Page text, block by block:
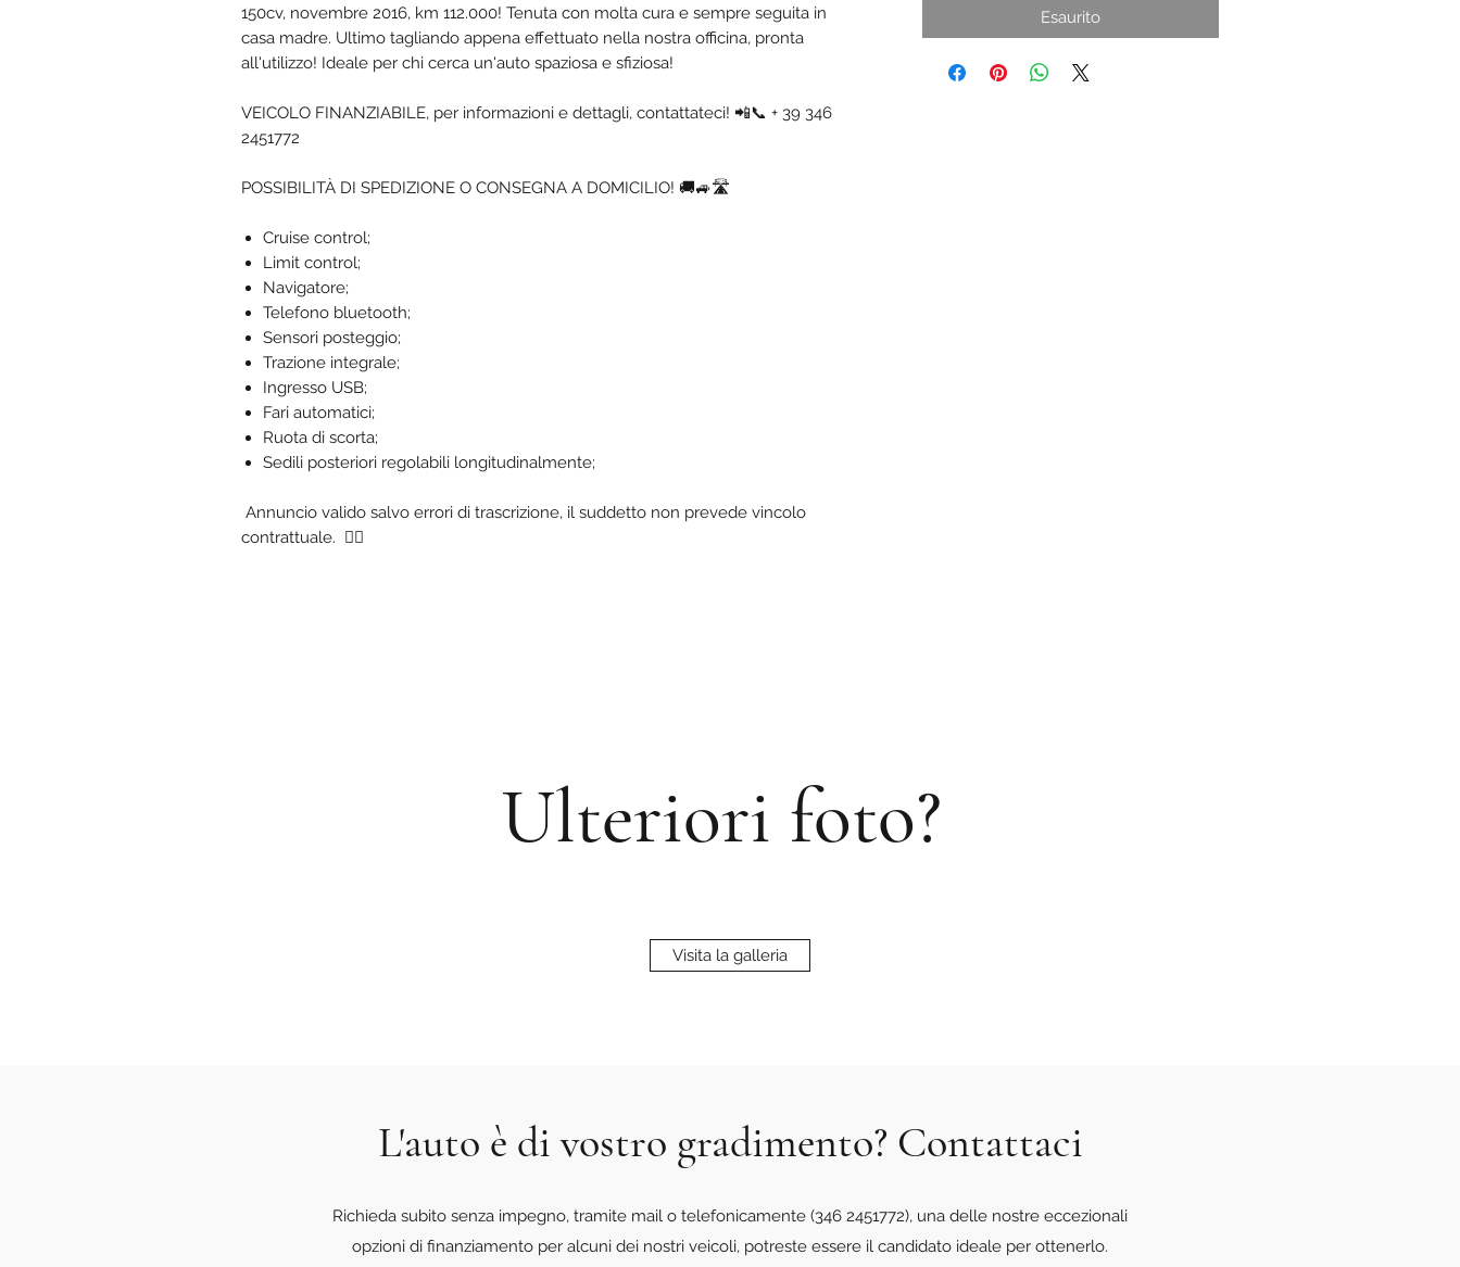
150cv, novembre 2016, km 112.000! Tenuta con molta cura e sempre seguita in
casa madre. Ultimo tagliando appena effettuato nella nostra officina, pronta
all'utilizzo! Ideale per chi cerca un'auto spaziosa e sfiziosa!
VEICOLO FINANZIABILE, per informazioni e dettagli, contattateci! 📲📞 + 39 346
2451772
POSSIBILITÀ DI SPEDIZIONE O CONSEGNA A DOMICILIO! 🚚🚙🛣️
Cruise control;
Limit control;
Navigatore;
Telefono bluetooth;
Sensori posteggio;
Trazione integrale;
Ingresso USB;
Fari automatici;
Ruota di scorta;
Sedili posteriori regolabili longitudinalmente;
Annuncio valido salvo errori di trascrizione, il suddetto non prevede vincolo
contrattuale. ✍🏼
Esaurito
Ulteriori foto?
Visita la galleria
L'auto è di vostro gradimento? Contattaci
Richieda subito senza impegno, tramite mail o telefonicamente (346 2451772), una delle nostre eccezionali
opzioni di finanziamento per alcuni dei nostri veicoli, potreste essere il candidato ideale per ottenerlo.